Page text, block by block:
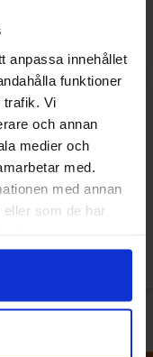
anpassa innehållet
funktioner
trafik. Vi
och annan
medier och
med.
med annan
som de har
Valley Crunchy
Maple Syrup 210g
6.90 EUR/kpl
Katso